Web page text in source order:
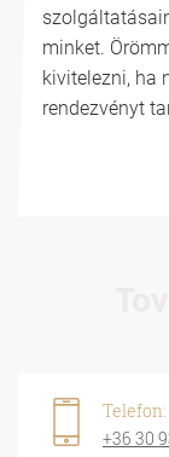
minket.
kivitelezni, ha
rendezvényt
Telefon:
+36 30